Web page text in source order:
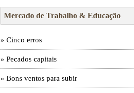
Mercado de Trabalho & Educação
» Cinco erros
» Pecados capitais
» Bons ventos para subir